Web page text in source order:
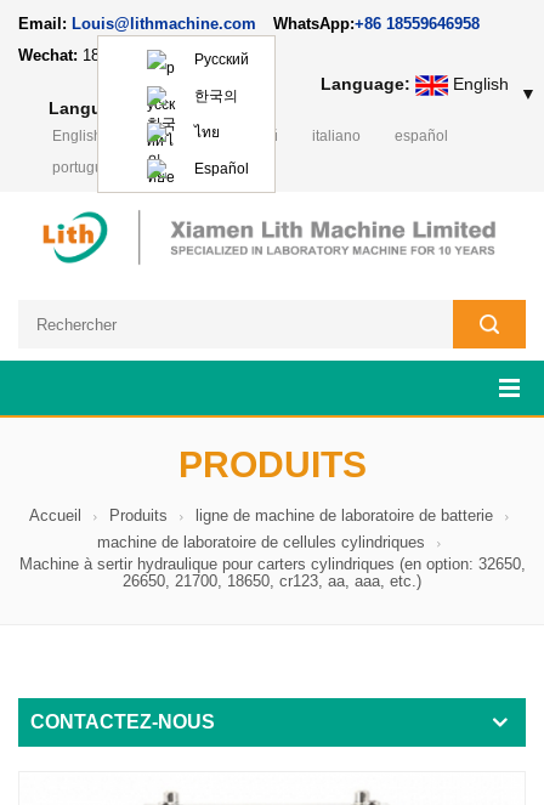
Email: Louis@lithmachine.com WhatsApp:+86 18559646958
Wechat: 18659217588
Language: English ▼
Language: English
Русский
한국의
ไทย
Español
English Deutsch русский italiano
español
português
日本語 Polski
PRODUITS
Accueil Produits
ligne de machine de laboratoire de batterie
machine de laboratoire de cellules cylindriques
Machine à sertir hydraulique pour carters cylindriques (en option: 32650,
26650, 21700, 18650, cr123, aa, aaa, etc.)
CONTACTEZ-NOUS